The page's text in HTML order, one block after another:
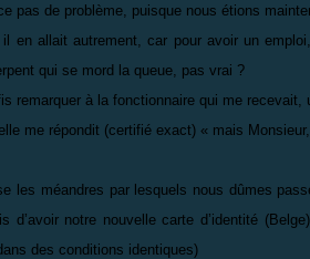
pas de problème, puisque nous étions
il en allait autrement, car pour avoir un
qui se mord la queue, pas vrai ?
remarquer à la fonctionnaire qui me recevait,
me répondit (certifié exact) « mais
les méandres par lesquels nous dûmes
d’avoir notre nouvelle carte d’identité
des conditions identiques)